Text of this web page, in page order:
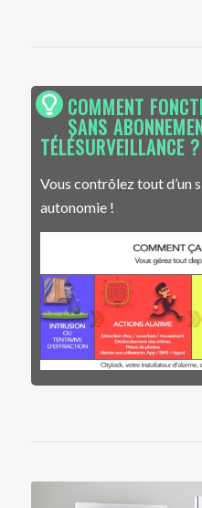
COMMENT
SANS
TÉLÉSURVEILLANCE ?
Vous contrôlez tout d’un
autonomie !